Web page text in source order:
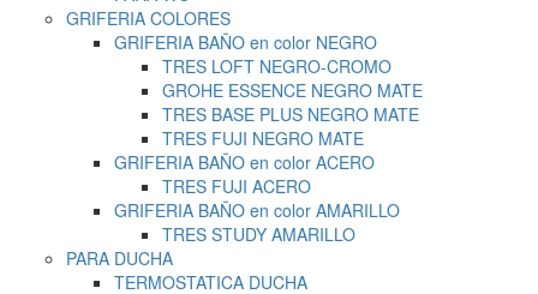
GRIFERIA COLORES
GRIFERIA BAÑO en color NEGRO
TRES LOFT NEGRO-CROMO
GROHE ESSENCE NEGRO MATE
TRES BASE PLUS NEGRO MATE
TRES FUJI NEGRO MATE
GRIFERIA BAÑO en color ACERO
TRES FUJI ACERO
GRIFERIA BAÑO en color AMARILLO
TRES STUDY AMARILLO
PARA DUCHA
TERMOSTATICA DUCHA